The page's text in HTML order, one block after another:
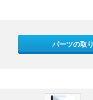
パーツの取